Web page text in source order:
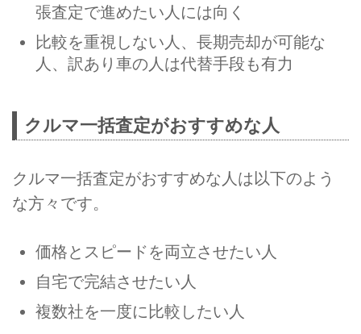
張査定で進めたい人には向く
比較を重視しない人、長期売却が可能な
人、訳あり車の人は代替手段も有力
クルマ一括査定がおすすめな人
クルマ一括査定がおすすめな人は以下のよう
な方々です。
価格とスピードを両立させたい人
自宅で完結させたい人
複数社を一度に比較したい人